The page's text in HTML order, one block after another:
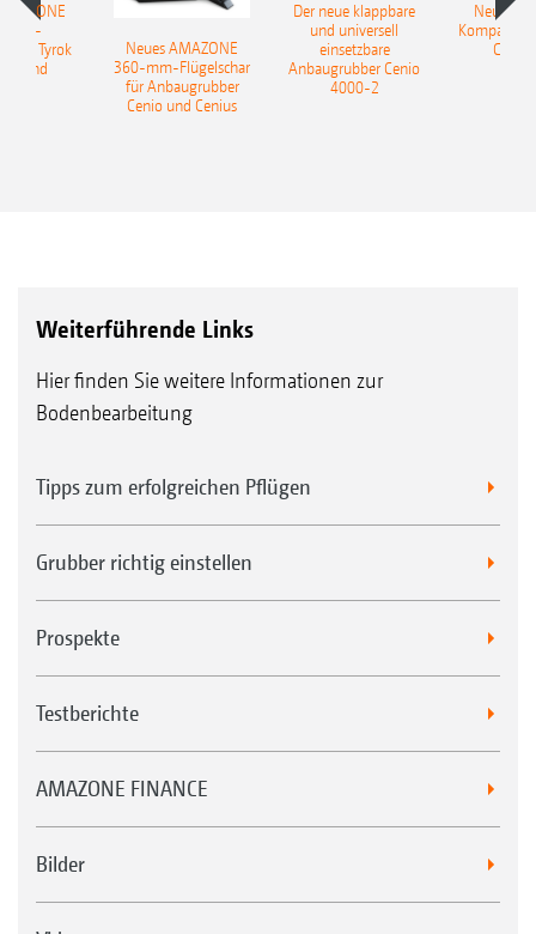
Tyrok
Neues AMAZONE
360-mm-Flügelschar
für Anbaugrubber
Cenio und Cenius
Der neue klappbare
und universell
einsetzbare
Anbaugrubber Cenio
4000-2
Neue
Weiterführende Links
Hier finden Sie weitere Informationen zur
Bodenbearbeitung
Tipps zum erfolgreichen Pflügen
Grubber richtig einstellen
Prospekte
Testberichte
AMAZONE FINANCE
Bilder